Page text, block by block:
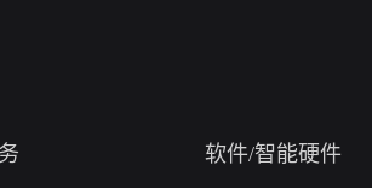
软件/智能硬件